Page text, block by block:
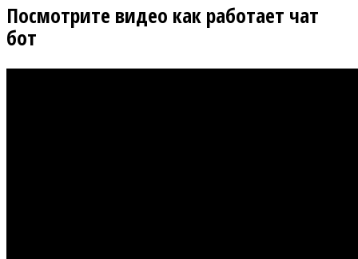
Посмотрите видео как работает чат
бот